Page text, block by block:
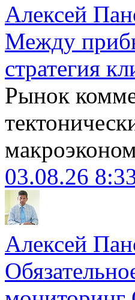
Алексей
Между
стратегия
Рынок
03.08.26
Алексей